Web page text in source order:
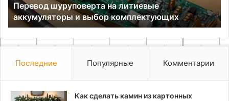
Перевод шуруповерта на литиевые
аккумуляторы и выбор комплектующих
Последние Популярные Комментарии
Как сделать камин из картонных